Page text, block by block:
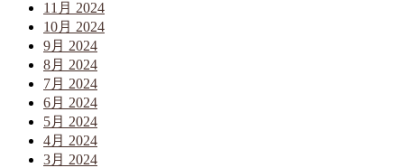
11月 2024
10月 2024
9月 2024
8月 2024
7月 2024
6月 2024
5月 2024
4月 2024
3月 2024